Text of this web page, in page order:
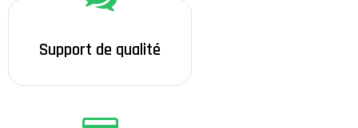
Support de qualité